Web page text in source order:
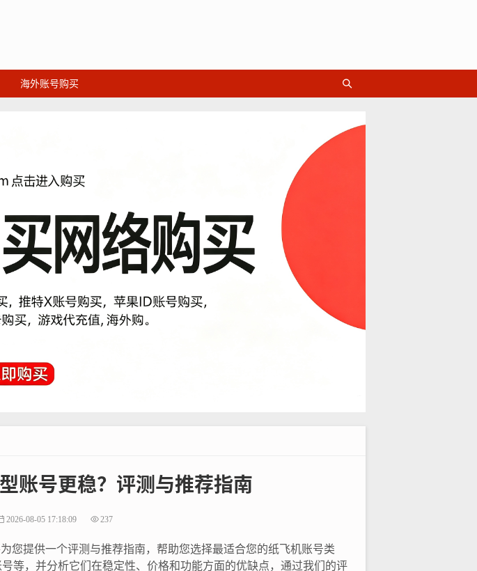
海外账号购买
账号更稳？评测与推荐指南
2026-08-05 17:18:09 237
您提供一个评测与推荐指南，帮助您选择最适合您的纸飞机账号类
等，并分析它们在稳定性、价格和功能方面的优缺点，通过我们的评